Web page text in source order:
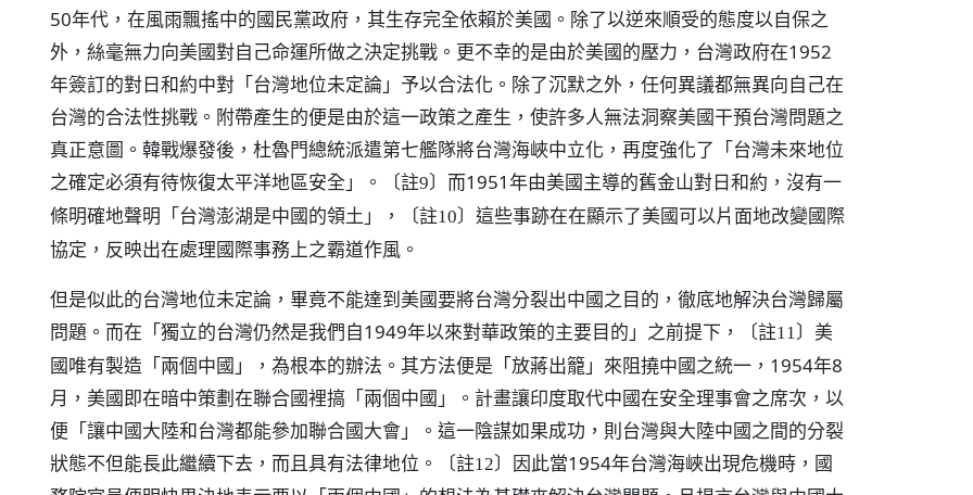
50年代，在風雨飄搖中的國民黨政府，其生存完全依賴於美國。除了以逆來順受的態度以自保之
外，絲毫無力向美國對自己命運所做之決定挑戰。更不幸的是由於美國的壓力，台灣政府在1952
年簽訂的對日和約中對「台灣地位未定論」予以合法化。除了沉默之外，任何異議都無異向自己在
台灣的合法性挑戰。附帶產生的便是由於這一政策之產生，使許多人無法洞察美國干預台灣問題之
真正意圖。韓戰爆發後，杜魯門總統派遣第七艦隊將台灣海峽中立化，再度強化了「台灣未來地位
之確定必須有待恢復太平洋地區安全」。
〔註9〕 而1951年由美國主導的舊金山對日和約，沒有一
條明確地聲明「台灣澎湖是中國的領土」，
〔註10〕 這些事跡在在顯示了美國可以片面地改變國際
協定，反映出在處理國際事務上之霸道作風。
但是似此的台灣地位未定論，畢竟不能達到美國要將台灣分裂出中國之目的，徹底地解決台灣歸屬
問題。而在「獨立的台灣仍然是我們自1949年以來對華政策的主要目的」之前提下，
〔註11〕 美
國唯有製造「兩個中國」，為根本的辦法。其方法便是「放蔣出籠」來阻撓中國之統一，1954年8
月，美國即在暗中策劃在聯合國裡搞「兩個中國」。計畫讓印度取代中國在安全理事會之席次，以
便「讓中國大陸和台灣都能參加聯合國大會」。這一陰謀如果成功，則台灣與大陸中國之間的分裂
狀態不但能長此繼續下去，而且具有法律地位。
〔註12〕 因此當1954年台灣海峽出現危機時，國